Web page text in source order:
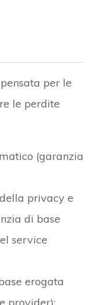
per le
le perdite
(garanzia
privacy e
di base
service
erogata